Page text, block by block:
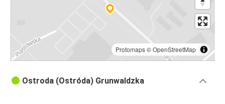
Protomaps©OpenStreetMap
Ostroda (Ostróda) Grunwaldzka